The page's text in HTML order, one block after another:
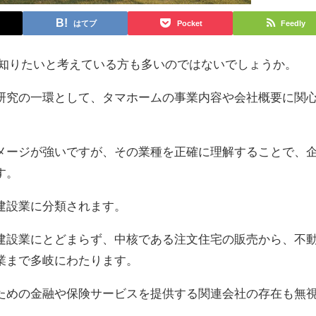
はてブ Pocket Feedly
りたいと考えている方も多いのではないでしょうか。
究の一環として、タマホームの事業内容や会社概要に関
ージが強いですが、その業種を正確に理解することで、
業に分類されます。
設業にとどまらず、中核である注文住宅の販売から、不
で多岐にわたります。
めの金融や保険サービスを提供する関連会社の存在も無